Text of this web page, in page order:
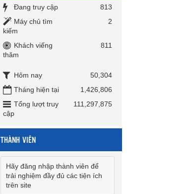
Đang truy cập
813
Máy chủ tìm
kiếm
2
Khách viếng
thăm
811
Hôm nay
50,304
Tháng hiện tại
1,426,806
Tổng lượt truy
cập
111,297,875
THÀNH VIÊN
Hãy đăng nhập thành viên để
trải nghiệm đầy đủ các tiện ích
trên site